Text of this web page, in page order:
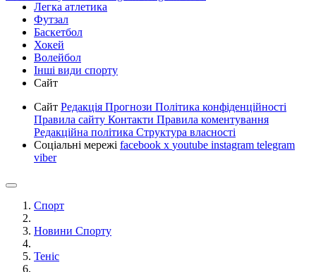
Легка атлетика
Футзал
Баскетбол
Хокей
Волейбол
Інші види спорту
Сайт
Сайт Редакція Прогнози Політика конфіденційності
Правила сайту Контакти Правила коментування
Редакційна політика Структура власності
Соціальні мережі facebook x youtube instagram telegram
viber
Спорт
Новини Спорту
Теніс